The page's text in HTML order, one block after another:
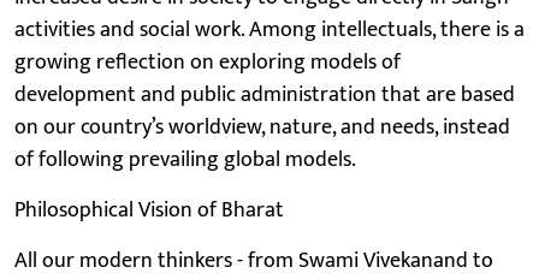
activities and social work. Among intellectuals, there is a
growing reflection on exploring models of
development and public administration that are based
on our country’s worldview, nature, and needs, instead
of following prevailing global models.
Philosophical Vision of Bharat
All our modern thinkers - from Swami Vivekanand to